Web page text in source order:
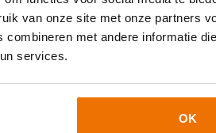
van onze site met onze partners
met andere informatie
services.
OK